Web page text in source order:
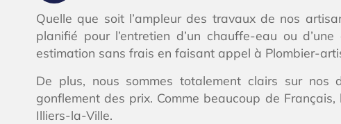
Quelle que soit l’ampleur des travaux de nos
planifié pour l’entretien d’un chauffe-eau ou
estimation sans frais en faisant appel à Plombier-
De plus, nous sommes totalement clairs sur nos
gonflement des prix. Comme beaucoup de
Illiers-la-Ville.